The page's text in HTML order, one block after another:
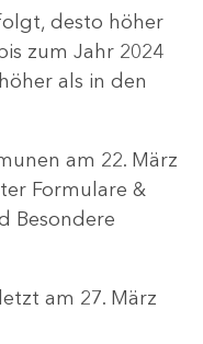
desto höher
zum Jahr 2024
als in den
am 22. März
Formulare &
Besondere
am 27. März